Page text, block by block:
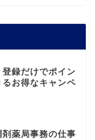
登録だけでポイン
るお得なキャンペ
剤薬局事務の仕事